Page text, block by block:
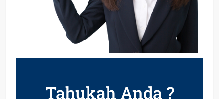
Tahukah Anda ?